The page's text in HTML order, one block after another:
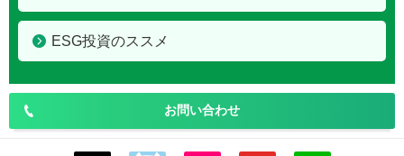
ESG投資のススメ
お問い合わせ